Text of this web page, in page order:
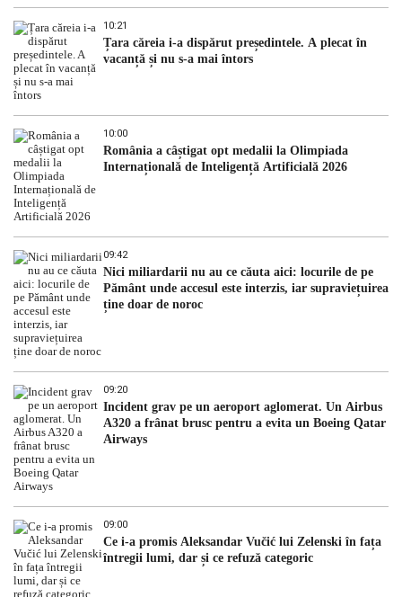
10:21
Țara căreia i-a dispărut președintele. A plecat în
vacanță și nu s-a mai întors
10:00
România a câștigat opt medalii la Olimpiada
Internațională de Inteligență Artificială 2026
09:42
Nici miliardarii nu au ce căuta aici: locurile de pe
Pământ unde accesul este interzis, iar supraviețuirea
ține doar de noroc
09:20
Incident grav pe un aeroport aglomerat. Un Airbus
A320 a frânat brusc pentru a evita un Boeing Qatar
Airways
09:00
Ce i-a promis Aleksandar Vučić lui Zelenski în fața
întregii lumi, dar și ce refuză categoric